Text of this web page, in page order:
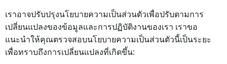
เราอาจปรับปรุงนโยบายความเป็นส่วนตัวเพื่อปรับตามการ
เปลี่ยนแปลงของข้อมูลและการปฏิบัติงานของเรา เราขอ
แนะนำให้คุณตรวจสอบนโยบายความเป็นส่วนตัวนี้เป็นระยะ
เพื่อทราบถึงการเปลี่ยนแปลงที่เกิดขึ้น: